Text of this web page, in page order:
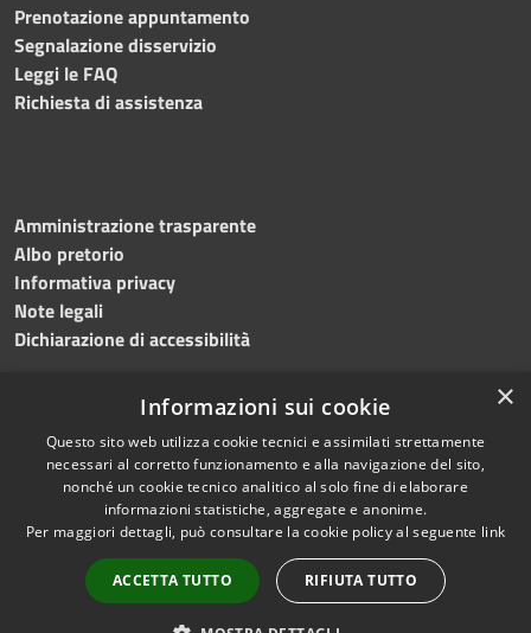
Prenotazione appuntamento
Segnalazione disservizio
Leggi le FAQ
Richiesta di assistenza
Amministrazione trasparente
Albo pretorio
Informativa privacy
Note legali
Dichiarazione di accessibilità
RSS
Accessibilità
Cookie
Mappa del sito
Numeri utili
Copyright © 2024 •
Comune diGrottaminarda
• Powered byMunicipium
•Redazione
×
Informazioni sui cookie
Questo sito web utilizza cookie tecnici e assimilati strettamente
necessari al corretto funzionamento e alla navigazione del sito,
nonché un cookie tecnico analitico al solo fine di elaborare
informazioni statistiche, aggregate e anonime.
Per maggiori dettagli, può consultare la cookie policy al seguente link
ACCETTA TUTTO RIFIUTA TUTTO